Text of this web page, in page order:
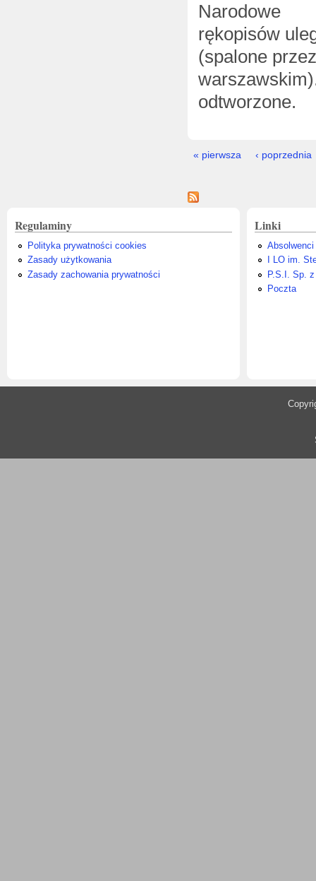
Narodowe i
rękopisów
(spalone
odtworzone.
Strony
« pierwsza ‹ poprzednia
Regulaminy
Polityka prywatności cookies
Zasady użytkowania
Zasady zachowania prywatności
Linki
Absolwenci
I LO im.
P.S.I. Sp.
Poczta